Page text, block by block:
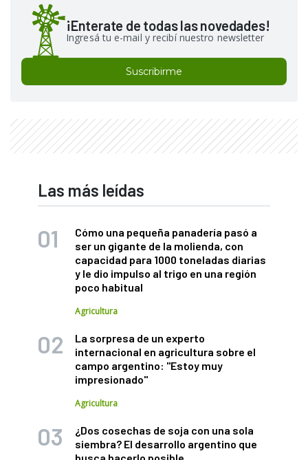
¡Enterate de todas las novedades!
Ingresá tu e-mail y recibí nuestro newsletter
Suscribirme
Las más leídas
Cómo una pequeña panadería pasó a
ser un gigante de la molienda, con
capacidad para 1000 toneladas diarias
y le dio impulso al trigo en una región
poco habitual
Agricultura
La sorpresa de un experto
internacional en agricultura sobre el
campo argentino: "Estoy muy
impresionado"
Agricultura
¿Dos cosechas de soja con una sola
siembra? El desarrollo argentino que